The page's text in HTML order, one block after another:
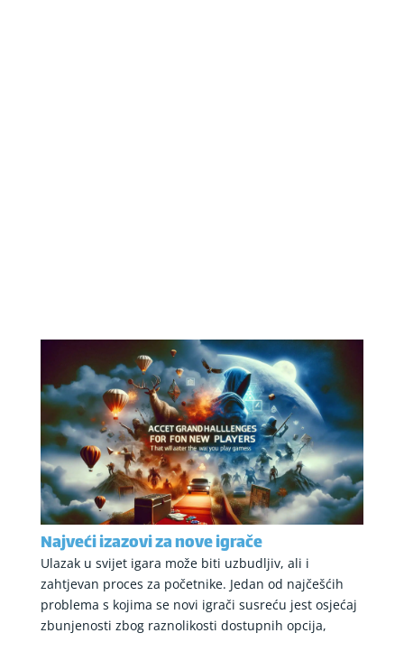
Najveći izazovi za nove igrače
Ulazak u svijet igara može biti uzbudljiv, ali i
zahtjevan proces za početnike. Jedan od najčešćih
problema s kojima se novi igrači susreću jest osjećaj
zbunjenosti zbog raznolikosti dostupnih opcija,